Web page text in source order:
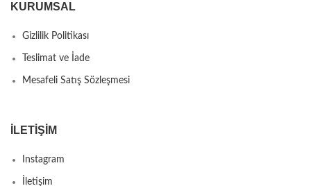
KURUMSAL
Gizlilik Politikası
Teslimat ve İade
Mesafeli Satış Sözleşmesi
İLETIŞIM
Instagram
İletişim